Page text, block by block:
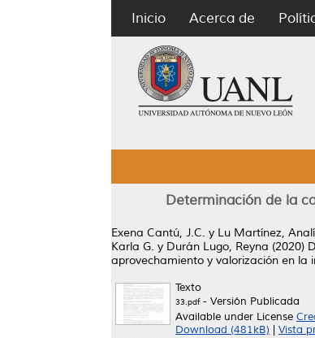
Inicio Acerca de
Determinación de la
Exena Cantú, J.C. y Lu Martínez,
Karla G. y Durán Lugo, Reyna (2020)
aprovechamiento y valorización en la
Texto
33.pdf- Versión Publicada
Available under License
Download (481kB)
Vista